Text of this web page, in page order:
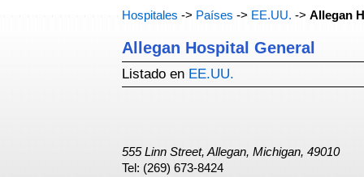
Hospitales -> Países -> EE.UU. -> Allegan
Allegan Hospital General
Listado en EE.UU.
555 Linn Street, Allegan, Michigan, 49010
Tel: (269) 673-8424